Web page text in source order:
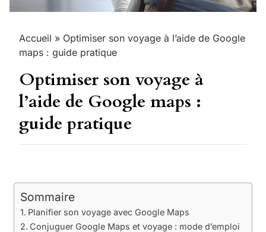
Accueil » Optimiser son voyage à l’aide de Google
maps : guide pratique
Optimiser son voyage à
l’aide de Google maps :
guide pratique
Sommaire
Planifier son voyage avec Google Maps
Conjuguer Google Maps et voyage : mode d’emploi